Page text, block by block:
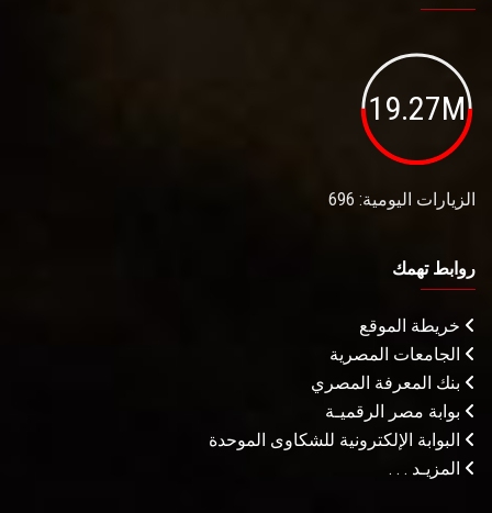
19.27M
الزيارات اليومية: 696
روابط تهمك
خريطة الموقع
الجامعات المصرية
بنك المعرفة المصري
بوابة مصر الرقميـة
البوابة الإلكترونية للشكاوى الموحدة
المزيـد . . .